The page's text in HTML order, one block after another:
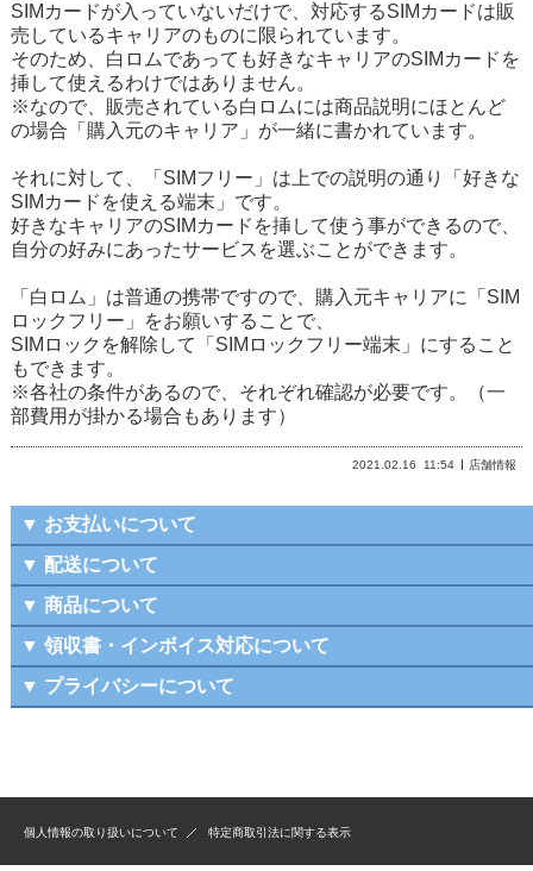
SIMカードが入っていないだけで、対応するSIMカードは販
売しているキャリアのものに限られています。
そのため、白ロムであっても好きなキャリアのSIMカードを
挿して使えるわけではありません。
※なので、販売されている白ロムには商品説明にほとんど
の場合「購入元のキャリア」が一緒に書かれています。
それに対して、「SIMフリー」は上での説明の通り「好きな
SIMカードを使える端末」です。
好きなキャリアのSIMカードを挿して使う事ができるので、
自分の好みにあったサービスを選ぶことができます。
「白ロム」は普通の携帯ですので、購入元キャリアに「SIM
ロックフリー」をお願いすることで、
SIMロックを解除して「SIMロックフリー端末」にすること
もできます。
※各社の条件があるので、それぞれ確認が必要です。（一
部費用が掛かる場合もあります）
2021.02.16 11:54 店舗情報
▼ お支払いについて
▼ 配送について
▼ 商品について
▼ 領収書・インボイス対応について
▼ プライバシーについて
個人情報の取り扱いについて 特定商取引法に関する表示